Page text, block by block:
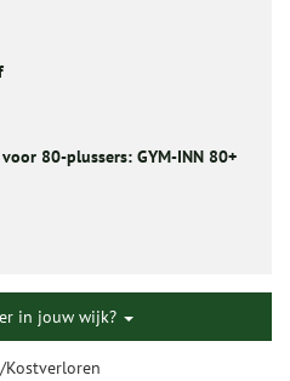
80-plussers: GYM-INN 80+
in jouw wijk?
Kostverloren